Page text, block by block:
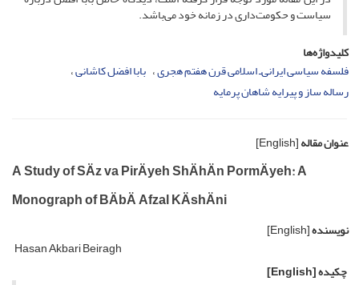
سیاست و حکومت‌داری در زمانه خود می‌باشد.
کلیدواژه‌ها
فلسفه سیاسی ایرانی‌ـ اسلامی قرن هفتم هجری بابا افضل کاشانی
رساله ساز و پیرایه شاهان پرمایه
عنوان مقاله[English]
A Study of SÄz va PirÄyeh ShÄhÄn PormÄyeh: A
Monograph of BÄbÄ Afzal KÄshÄni
نویسنده[English]
Hasan Akbari Beiragh
چکیده[English]